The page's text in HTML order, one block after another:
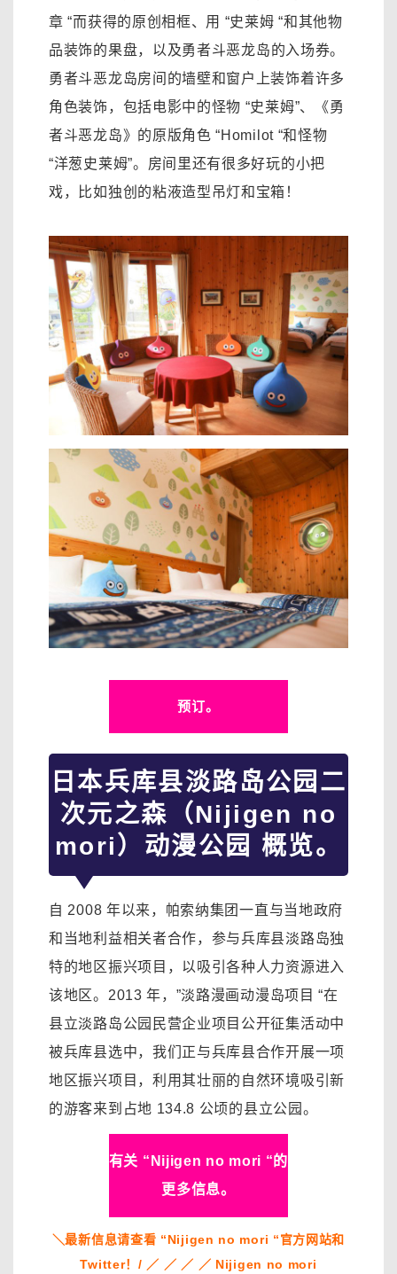
章 “而获得的原创相框、用 “史莱姆 “和其他物
品装饰的果盘，以及勇者斗恶龙岛的入场券。
勇者斗恶龙岛房间的墙壁和窗户上装饰着许多
角色装饰，包括电影中的怪物 “史莱姆”、《勇
者斗恶龙岛》的原版角色 “Homilot “和怪物
“洋葱史莱姆”。房间里还有很多好玩的小把
戏，比如独创的粘液造型吊灯和宝箱！
预订。
日本兵库县淡路岛公园二
次元之森（Nijigen no
mori）动漫公园 概览。
自 2008 年以来，帕索纳集团一直与当地政府
和当地利益相关者合作，参与兵库县淡路岛独
特的地区振兴项目，以吸引各种人力资源进入
该地区。2013 年，”淡路漫画动漫岛项目 “在
县立淡路岛公园民营企业项目公开征集活动中
被兵库县选中，我们正与兵库县合作开展一项
地区振兴项目，利用其壮丽的自然环境吸引新
的游客来到占地 134.8 公顷的县立公园。
有关 “Nijigen no mori “的
更多信息。
＼最新信息请查看 “Nijigen no mori “官方网站和
Twitter！/ ／ ／ ／ ／ Nijigen no mori